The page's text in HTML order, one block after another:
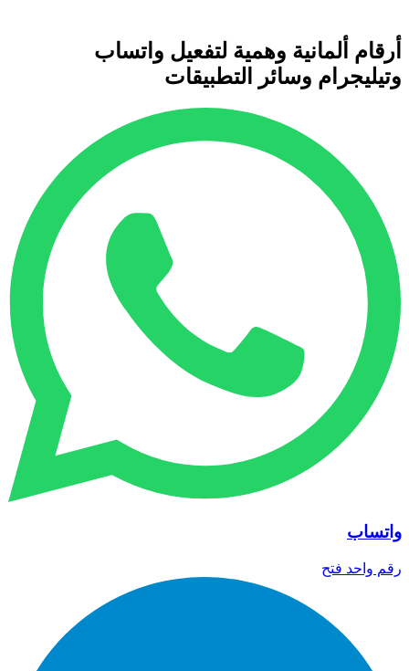
أرقام ألمانية وهمية لتفعيل واتساب
وتيليجرام وسائر التطبيقات
واتساب
رقم واحد فتح